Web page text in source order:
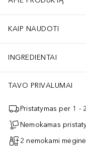
KAIP NAUDOTI
INGREDIENTAI
TAVO PRIVALUMAI
Pristatymas per 1 -
Nemokamas
2 nemokami